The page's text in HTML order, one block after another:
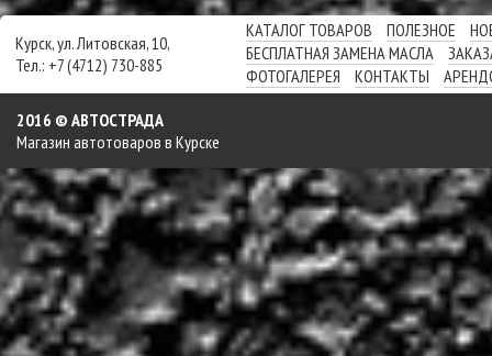
Курск, ул. Литовская, 10,
Тел.: +7 (4712) 730-885
КАТАЛОГ ТОВАРОВ ПОЛЕЗНОЕ
БЕСПЛАТНАЯ ЗАМЕНА МАСЛА
ФОТОГАЛЕРЕЯ
КОНТАКТЫ
2016 © АВТОСТРАДА
Магазин автотоваров в Курске